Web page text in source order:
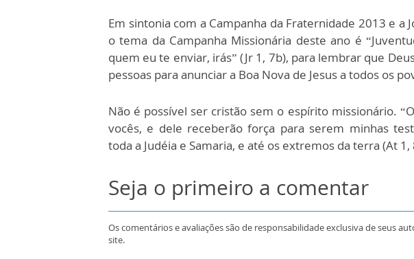
Em sintonia com a Campanha da Fraternidade 2013 e a
o tema da Campanha Missionária deste ano é
quem eu te enviar, irás” (Jr 1, 7b), para lembrar que
pessoas para anunciar a Boa Nova de Jesus a todos os
Não é possível ser cristão sem o espírito missionário.
vocês, e dele receberão força para serem minhas
toda a Judéia e Samaria, e até os extremos da terra (At 1,
Seja o primeiro a comentar
Os comentários e avaliações são de responsabilidade exclusiva de seus
site.